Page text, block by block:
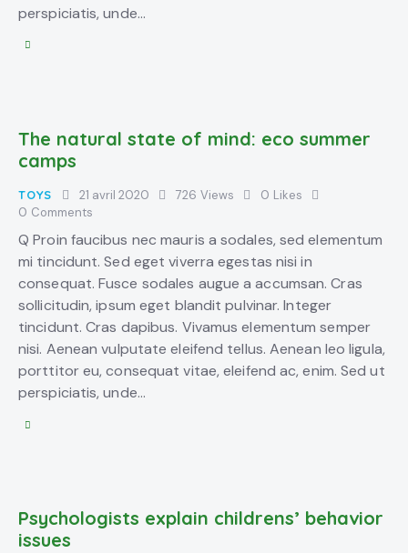
perspiciatis, unde…
The natural state of mind: eco summer
camps
TOYS 21 avril 2020 726 Views 0 Likes
0 Comments
Q Proin faucibus nec mauris a sodales, sed elementum
mi tincidunt. Sed eget viverra egestas nisi in
consequat. Fusce sodales augue a accumsan. Cras
sollicitudin, ipsum eget blandit pulvinar. Integer
tincidunt. Cras dapibus. Vivamus elementum semper
nisi. Aenean vulputate eleifend tellus. Aenean leo ligula,
porttitor eu, consequat vitae, eleifend ac, enim. Sed ut
perspiciatis, unde…
Psychologists explain childrens’ behavior
issues